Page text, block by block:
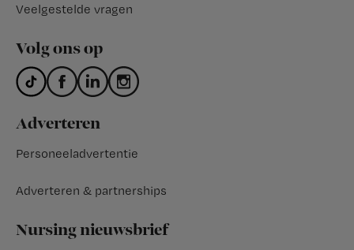
Veelgestelde vragen
Volg ons op
Adverteren
Personeeladvertentie
Adverteren & partnerships
Nursing nieuwsbrief